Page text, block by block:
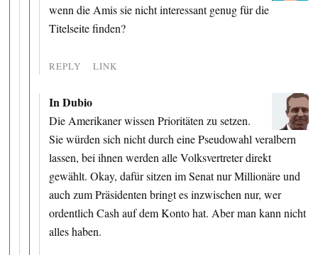
wenn die Amis sie nicht interessant genug für die
Titelseite finden?
REPLY LINK
In Dubio
Die Amerikaner wissen Prioritäten zu setzen.
Sie würden sich nicht durch eine Pseudowahl veralbern
lassen, bei ihnen werden alle Volksvertreter direkt
gewählt. Okay, dafür sitzen im Senat nur Millionäre und
auch zum Präsidenten bringt es inzwischen nur, wer
ordentlich Cash auf dem Konto hat. Aber man kann nicht
alles haben.